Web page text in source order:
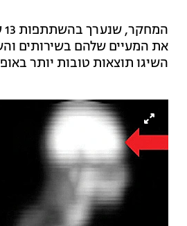
את המעיים שלהם בשירותים
השיגו תוצאות טובות יותר